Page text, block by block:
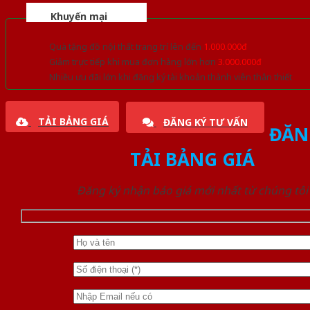
Khuyến mại
Quà tặng đồ nội thất trang trí lên đến 1.000.000đ
Giảm trực tiếp khi mua đơn hàng lớn hơn 3.000.000đ
Nhiều ưu đãi lớn khi đăng ký tài khoản thành viên thân thiết
TẢI BẢNG GIÁ ĐĂNG KÝ TƯ VẤN
TẢI BẢNG GIÁ
Đăng ký nhận báo giá mới nhất từ chúng tôi